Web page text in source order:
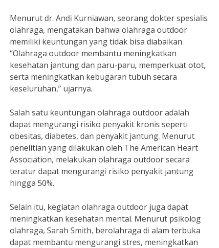
Menurut dr. Andi Kurniawan, seorang dokter spesialis
olahraga, mengatakan bahwa olahraga outdoor
memiliki keuntungan yang tidak bisa diabaikan.
“Olahraga outdoor membantu meningkatkan
kesehatan jantung dan paru-paru, memperkuat otot,
serta meningkatkan kebugaran tubuh secara
keseluruhan,” ujarnya.
Salah satu keuntungan olahraga outdoor adalah
dapat mengurangi risiko penyakit kronis seperti
obesitas, diabetes, dan penyakit jantung. Menurut
penelitian yang dilakukan oleh The American Heart
Association, melakukan olahraga outdoor secara
teratur dapat mengurangi risiko penyakit jantung
hingga 50%.
Selain itu, kegiatan olahraga outdoor juga dapat
meningkatkan kesehatan mental. Menurut psikolog
olahraga, Sarah Smith, berolahraga di alam terbuka
dapat membantu mengurangi stres, meningkatkan